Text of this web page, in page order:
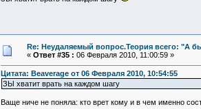
Re: Неудаляемый вопрос.Теория всего: "А
« Ответ #35 : 06 Февраля 2010, 11:00:59 »
Цитата: Beaverage от 06 Февраля 2010, 10:54:55
ЗЫ хватит врать на каждом шагу
Ваще ниче не поняла: кто врет кому и в чем именно